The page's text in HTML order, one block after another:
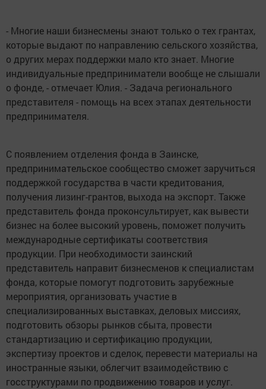
- Многие наши бизнесмены знают только о тех грантах,
которые выдают по направлению сельского хозяйства,
о других мерах поддержки мало кто знает. Многие
индивидуальные предприниматели вообще не слышали
о фонде, - отмечает Юлия. - Задача регионального
представителя - помощь на всех этапах деятельности
предпринимателя.
С появлением отделения фонда в Заинске,
предпринимательское сообщество сможет заручиться
поддержкой государства в части кредитования,
получения лизинг-грантов, выхода на экспорт. Также
представитель фонда проконсультирует, как вывести
бизнес на более высокий уровень, поможет получить
международные сертификаты соответствия
продукции. При необходимости заинский
представитель направит бизнесменов к специалистам
фонда, которые помогут подготовить зарубежные
мероприятия, организовать участие в
специализированных выставках, деловых миссиях,
подготовить обзоры рынков сбыта, провести
стандартизацию и сертификацию продукции,
экспертизу проектов и сделок, перевести материалы на
иностранные языки, облегчит взаимодействию с
госструктурами по продвижению товаров и услуг.